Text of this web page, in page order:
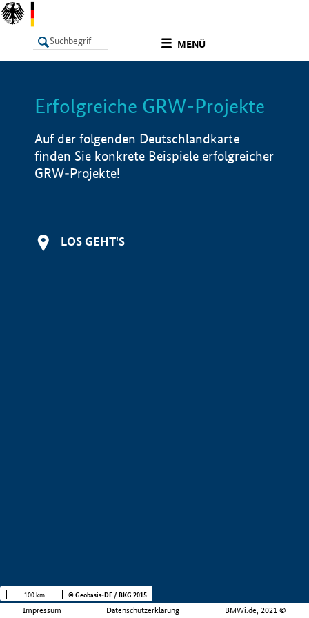
MENÜ
LISTE Info
Erfolgreiche GRW-Projekte
Auf der folgenden Deutschlandkarte
finden Sie konkrete Beispiele erfolgreicher
GRW-Projekte!
LOS GEHT'S
Impressum Datenschutzerklärung BMWi.de, 2021 ©
100 km © Geobasis-DE / BKG 2015